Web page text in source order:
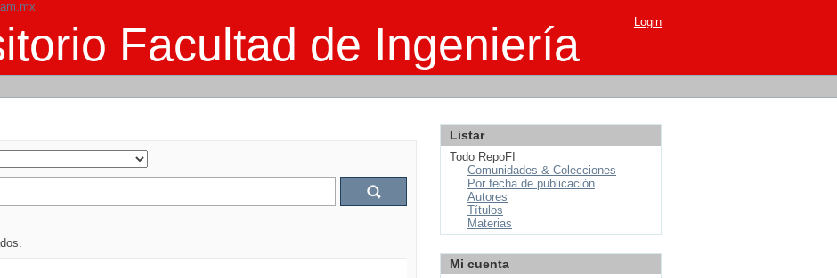
Facultad de Ingeniería Login
Listar
Todo RepoFI
Comunidades & Colecciones
Por fecha de publicación
Autores
Títulos
Materias
Mi cuenta